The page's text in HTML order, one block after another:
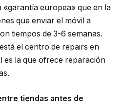
europea» que en la
que enviar el móvil a
tiempos de 3-6 semanas.
el centro de repairs en
es la que ofrece reparación
tiendas antes de